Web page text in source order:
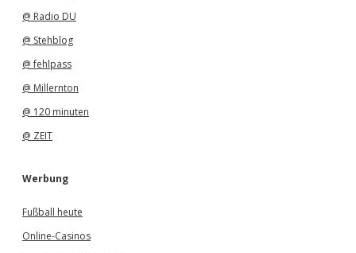
@ Radio DU
@ Stehblog
@ fehlpass
@ Millernton
@ 120 minuten
@ ZEIT
Werbung
Fußball heute
Online-Casinos